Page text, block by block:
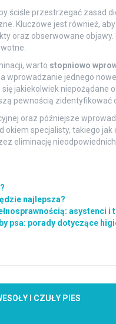
ściśle przestrzegać zasad
Kluczowe jest również,
oraz obserwowane
warto stopniowo
wprowadzanie jednego
jakiekolwiek niepożądane
pewnością zidentyfikować
oraz późniejsze
okiem specjalisty, takiego
eliminację
najlepsza?
asystenci
psa: porady dotyczące
I CZUŁY PIES